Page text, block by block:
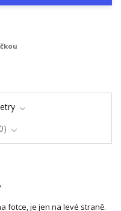
fotce, je jen na levé straně.